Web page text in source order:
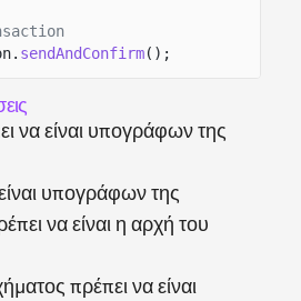
sendAndConfirm();
να είναι υπογράφων της
υπογράφων της
να είναι η αρχή του
πρέπει να είναι